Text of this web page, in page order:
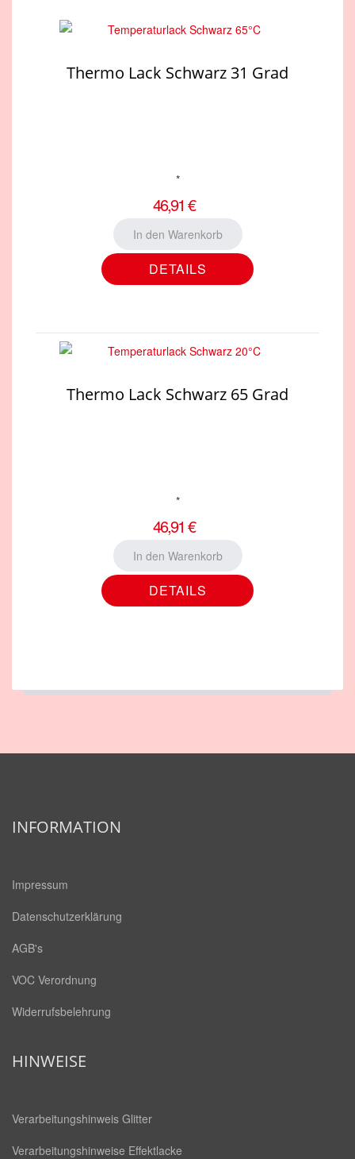
Thermo Lack Schwarz 31 Grad
*
46,91 €
DETAILS
Thermo Lack Schwarz 65 Grad
*
46,91 €
DETAILS
INFORMATION
Impressum
Datenschutzerklärung
AGB's
VOC Verordnung
Widerrufsbelehrung
HINWEISE
Verarbeitungshinweis Glitter
Verarbeitungshinweise Effektlacke